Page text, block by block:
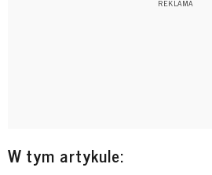
W tym artykule: